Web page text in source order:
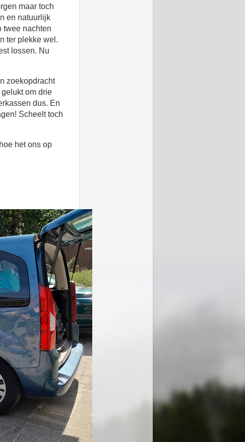
maar toch
en natuurlijk
twee nachten
ter plekke wel.
lossen. Nu
zoekopdracht
om drie
dus. En
Scheelt toch
het ons op